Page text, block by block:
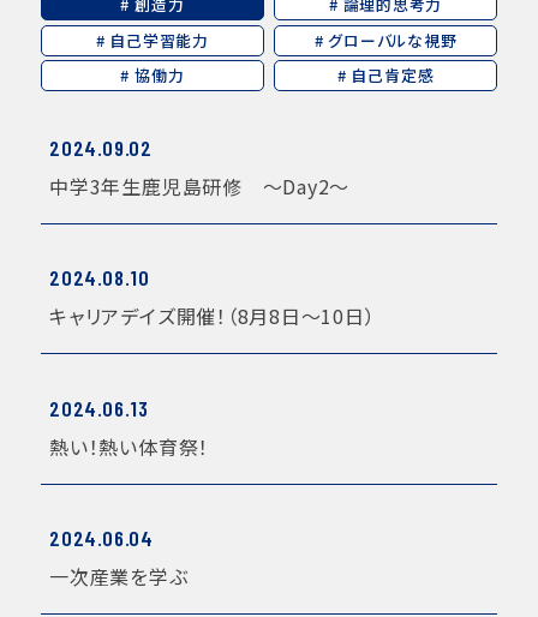
# 自己学習能力
# グローバルな視野
# 協働力
# 自己肯定感
2024.09.02
中学3年生鹿児島研修 〜Day2〜
2024.08.10
キャリアデイズ開催！（8月8日～10日）
2024.06.13
熱い！熱い体育祭！
2024.06.04
一次産業を学ぶ